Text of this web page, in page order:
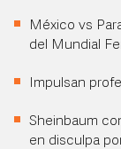
México vs
del Mundial
Impulsan
Sheinbaum
en disculpa